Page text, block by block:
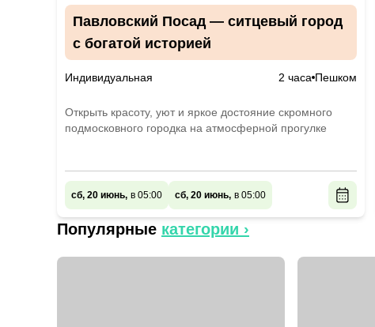
Павловский Посад — ситцевый город
с богатой историей
Индивидуальная 2 часа Пешком
Открыть красоту, уют и яркое достояние скромного
подмосковного городка на атмосферной прогулке
сб, 20 июнь, в 05:00 сб, 20 июнь, в 05:00
Популярные категории ›